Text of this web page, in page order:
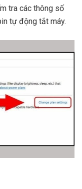
tra các thông số
tự động tắt máy.